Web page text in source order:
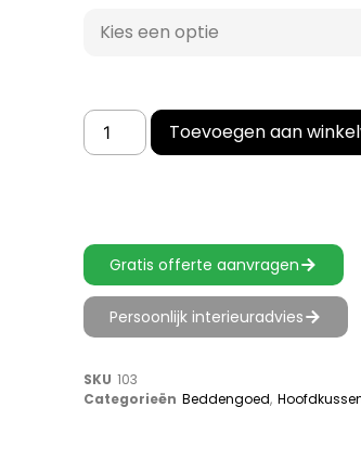
Toevoegen aan
Gratis offerte aanvragen
Persoonlijk interieuradvies
SKU 103
Categorieën Beddengoed,